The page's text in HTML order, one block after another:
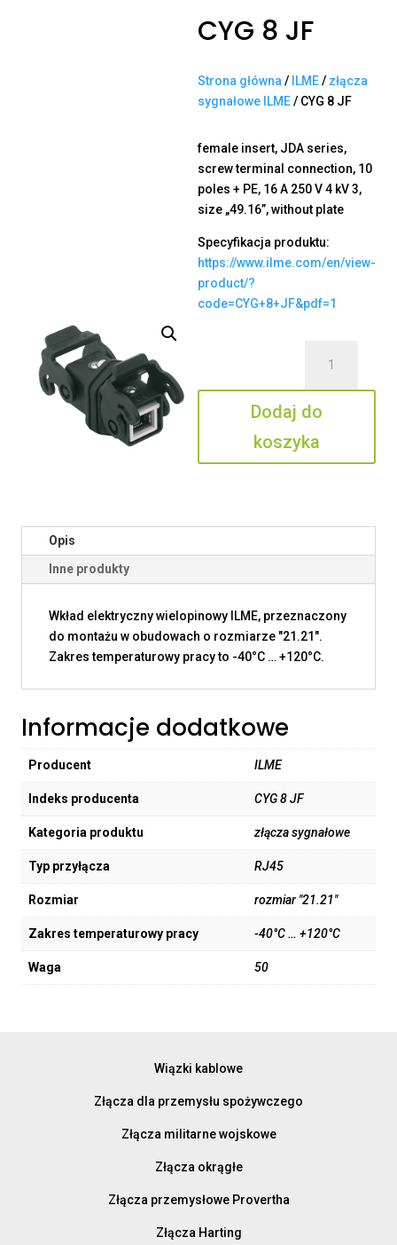
CYG 8 JF
Strona główna / ILME/ złącza
sygnałowe ILME/ CYG 8 JF
female insert, JDA series,
screw terminal connection, 10
poles + PE, 16 A 250 V 4 kV 3,
size „49.16”, without plate
Specyfikacja produktu:
https://www.ilme.com/en/view-
product/?
code=CYG+8+JF&pdf=1
8
JF
Dodaj do
koszyka
Opis
Inne produkty
Wkład elektryczny wielopinowy ILME, przeznaczony
do montażu w obudowach o rozmiarze "21.21".
Zakres temperaturowy pracy to -40°C … +120°C.
Informacje dodatkowe
Producent ILME
Indeks producenta CYG 8 JF
Kategoria produktu złącza sygnałowe
Typ przyłącza RJ45
Rozmiar rozmiar "21.21"
Zakres temperaturowy pracy -40°C … +120°C
Waga 50
Wiązki kablowe
Złącza dla przemysłu spożywczego
Złącza militarne wojskowe
Złącza okrągłe
Złącza przemysłowe Provertha
Złącza Harting